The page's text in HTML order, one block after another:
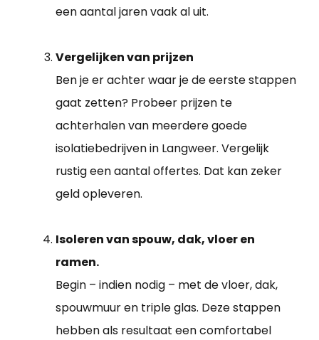
een aantal jaren vaak al uit.
Vergelijken van prijzen
Ben je er achter waar je de eerste stappen
gaat zetten? Probeer prijzen te
achterhalen van meerdere goede
isolatiebedrijven in Langweer. Vergelijk
rustig een aantal offertes. Dat kan zeker
geld opleveren.
Isoleren van spouw, dak, vloer en
ramen.
Begin – indien nodig – met de vloer, dak,
spouwmuur en triple glas. Deze stappen
hebben als resultaat een comfortabel